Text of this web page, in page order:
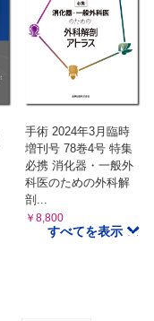
手術 2024年3月臨時
増刊号 78巻4号 特集
必携 消化器・一般外
科医のための外科解
剖...
￥8,800
すべてを表示